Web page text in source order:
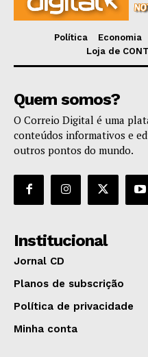
Política Economia
Loja de
Quem somos?
O Correio Digital é uma
conteúdos informativos e
outros pontos do mundo.
Institucional
Jornal CD
Planos de subscrição
Política de privacidade
Minha conta